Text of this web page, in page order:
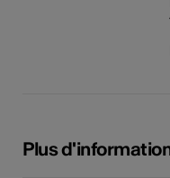
Plus